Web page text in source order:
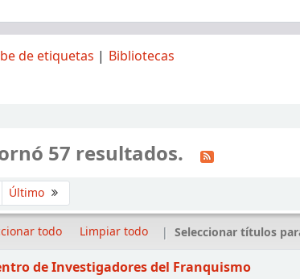
de etiquetas Bibliotecas
57 resultados.
Último
todo Limpiar todo Seleccionar títulos
de Investigadores del Franquismo